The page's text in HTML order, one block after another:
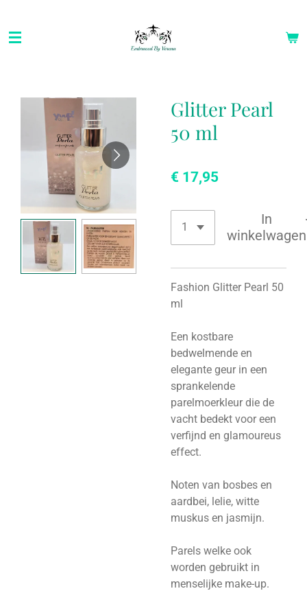
direct
naar
Glitter Pearl
50 ml
€ 17,95
In
winkelwagen
Fashion Glitter Pearl 50
ml
Een kostbare
bedwelmende en
elegante geur in een
sprankelende
parelmoerkleur die de
vacht bedekt voor een
verfijnd en glamoureus
effect.
Noten van bosbes en
aardbei, lelie, witte
muskus en jasmijn.
Parels welke ook
worden gebruikt in
menselijke make-up.